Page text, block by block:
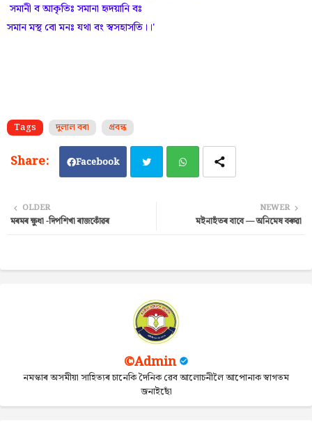
সমানী ব আকৃতিঃ সমানা হৃদয়ানি বঃ
সমান মস্থ বো মনঃ যথা বং স্বসহাসতি।।'
Tags দুলাল বৰা প্ৰবন্ধ
Facebook
NEWER
মইনাহঁতৰ বাবে — অনিমেষ বৰুৱা
OLDER
মৰমৰ ক্ষুধা -দিপশিখা ৰাজকোঁৱৰ
©Admin
নমস্কাৰ অসমীয়া সাহিত্যৰ চানেকি দৈনিক ৱেব আলোচনীলৈ আপোনাক স্বাগতম
জনাইছোঁ